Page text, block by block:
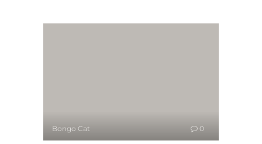
Bongo Cat 0